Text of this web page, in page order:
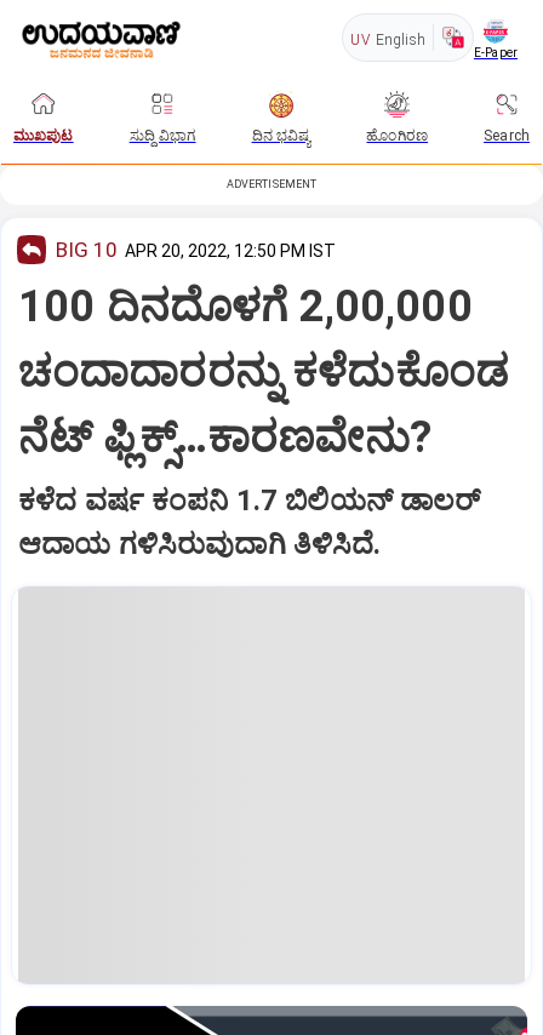
UV English
E-Paper
ಮುಖಪುಟ ಸುದ್ದಿ ವಿಭಾಗ ದಿನ ಭವಿಷ್ಯ ಹೊಂಗಿರಣ Search
ADVERTISEMENT
BIG 10 APR 20, 2022, 12:50 PM IST
100 ದಿನದೊಳಗೆ 2,00,000
ಚಂದಾದಾರರನ್ನು ಕಳೆದುಕೊಂಡ
ನೆಟ್ ಫ್ಲಿಕ್ಸ್…ಕಾರಣವೇನು?
ಕಳೆದ ವರ್ಷ ಕಂಪನಿ 1.7 ಬಿಲಿಯನ್ ಡಾಲರ್
ಆದಾಯ ಗಳಿಸಿರುವುದಾಗಿ ತಿಳಿಸಿದೆ.